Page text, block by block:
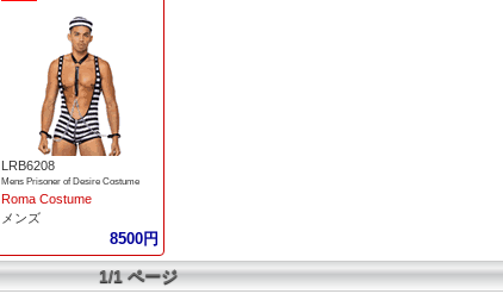
LRB6208
Mens Prisoner of Desire Costume
Roma Costume
メンズ
8500円
1/1 ページ